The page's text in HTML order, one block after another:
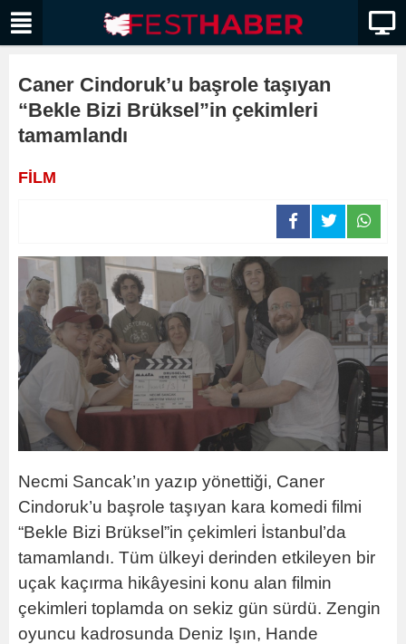
Caner Cindoruk’u başrole taşıyan
“Bekle Bizi Brüksel”in çekimleri
tamamlandı
FİLM
Necmi Sancak’ın yazıp yönettiği, Caner
Cindoruk’u başrole taşıyan kara komedi filmi
“Bekle Bizi Brüksel”in çekimleri İstanbul’da
tamamlandı. Tüm ülkeyi derinden etkileyen bir
uçak kaçırma hikâyesini konu alan filmin
çekimleri toplamda on sekiz gün sürdü. Zengin
oyuncu kadrosunda Deniz Işın, Hande